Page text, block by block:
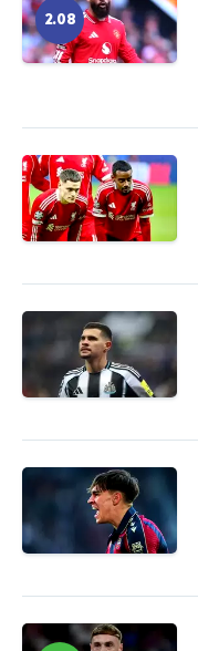
2.08